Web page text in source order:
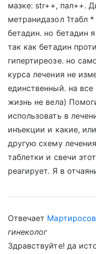
мазке: str++, пал++.
метранидазол 1табл
бетадин. но бетадин
так как бетадин
гипертиреозе. но
курса лечения не
единственный. на
жизнь не вела)
использовать в
инъекции и какие,
другую схему
таблетки и свечи
реагирует. Я в
Отвечает
гинеколог
Здравствуйте! да